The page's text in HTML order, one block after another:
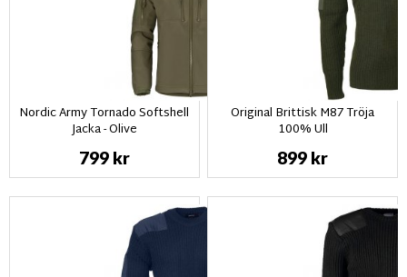
Nordic Army Tornado Softshell
Jacka - Olive
799 kr
Original Brittisk M87 Tröja
100% Ull
899 kr